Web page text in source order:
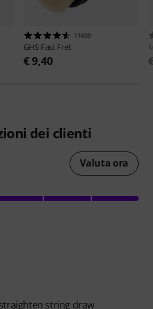
11409
GHS Fast Fret
€ 9,40
dei clienti
Valuta ora
string draw